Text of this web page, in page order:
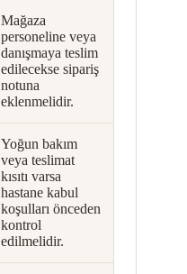
Mağaza
personeline veya
danışmaya teslim
edilecekse sipariş
notuna
eklenmelidir.
Yoğun bakım
veya teslimat
kısıtı varsa
hastane kabul
koşulları önceden
kontrol
edilmelidir.